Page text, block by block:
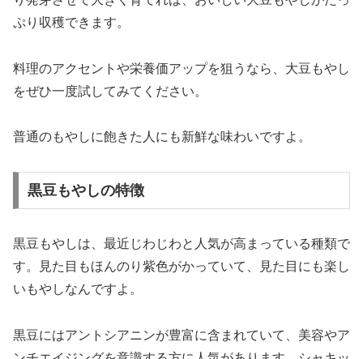
ぷり収穫できます。
料理のアクセントや栄養価アップを狙うなら、大豆もやし
をぜひ一度試してみてください。
普通のもやしに飽きた人にも新鮮な味わいですよ。
黒豆もやしの特徴
黒豆もやしは、最近じわじわと人気が高まっている種類で
す。見た目もほんのり紫色がかっていて、見た目にも楽し
いもやしなんですよ。
黒豆にはアントシアニンが豊富に含まれていて、美容やア